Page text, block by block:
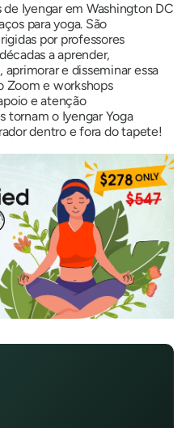
Iyengar em Washington DC
para yoga. São
por professores
a aprender,
e disseminar essa
Zoom e workshops
e atenção
tornam o Iyengar Yoga
dentro e fora do tapete!